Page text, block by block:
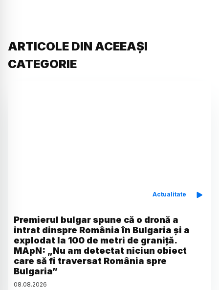
ARTICOLE DIN ACEEAȘI
CATEGORIE
Actualitate
Premierul bulgar spune că o dronă a
intrat dinspre România în Bulgaria și a
explodat la 100 de metri de graniță.
MApN: „Nu am detectat niciun obiect
care să fi traversat România spre
Bulgaria”
08.08.2026